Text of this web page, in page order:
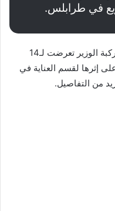
في طرابلس.
وقالت صحيفة “المرصد” الليبية، إن “مركبة الوزير تعرضت لـ14
نُقل على إثرها لقسم العناية في
من التفاصيل.